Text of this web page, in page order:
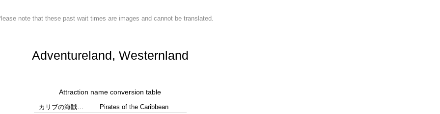
note that these past wait times are images and cannot be translated.
Adventureland, Westernland
Attraction name conversion table
カリブの海賊…
Pirates of the Caribbean